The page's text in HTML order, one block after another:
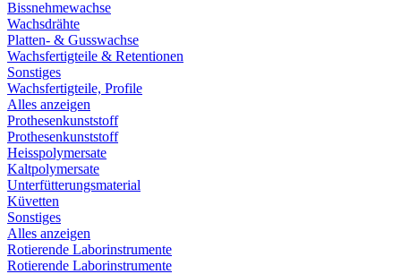
Bissnehmewachse
Wachsdrähte
Platten- & Gusswachse
Wachsfertigteile & Retentionen
Sonstiges
Wachsfertigteile, Profile
Alles anzeigen
Prothesenkunststoff
Prothesenkunststoff
Heisspolymersate
Kaltpolymersate
Unterfütterungsmaterial
Küvetten
Sonstiges
Alles anzeigen
Rotierende Laborinstrumente
Rotierende Laborinstrumente